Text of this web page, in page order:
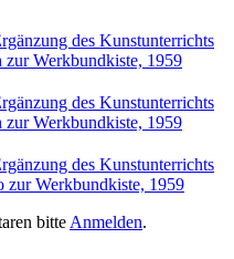
des Kunstunterrichts
zur Werkbundkiste, 1959
des Kunstunterrichts
zur Werkbundkiste, 1959
des Kunstunterrichts
zur Werkbundkiste, 1959
bitte Anmelden.